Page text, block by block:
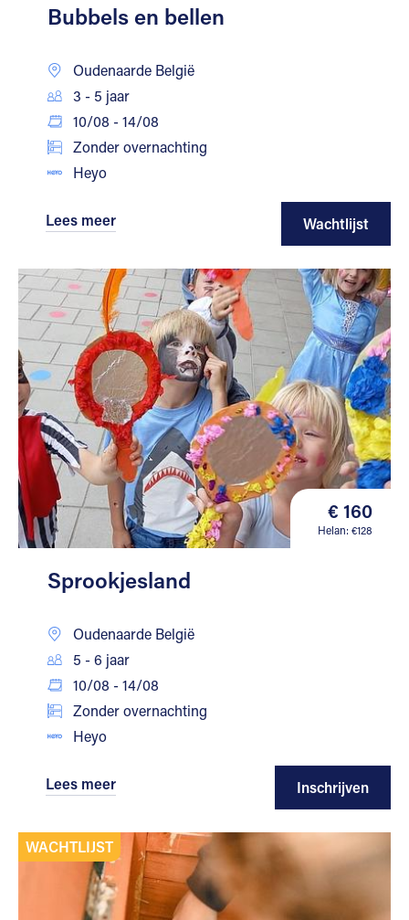
Bubbels en bellen
Oudenaarde België
3 - 5 jaar
10/08 - 14/08
Zonder overnachting
Heyo
Lees meer Wachtlijst
€ 160
Helan: €128
Sprookjesland
Oudenaarde België
5 - 6 jaar
10/08 - 14/08
Zonder overnachting
Heyo
Lees meer Inschrijven
WACHTLIJST